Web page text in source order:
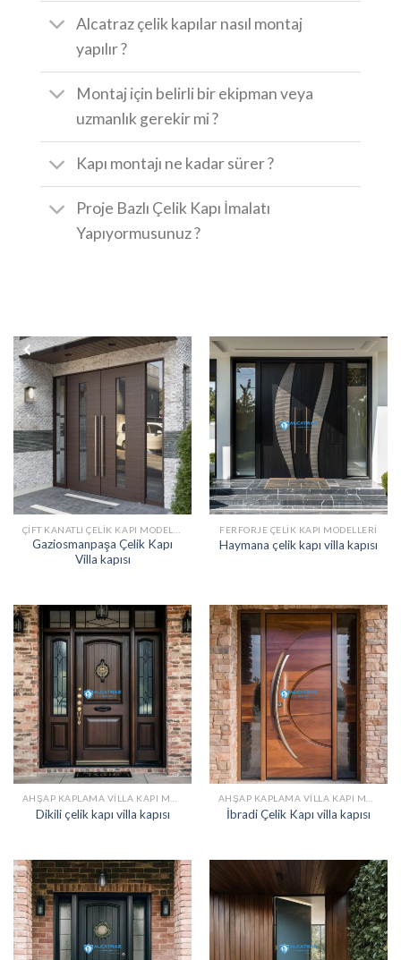
Alcatraz çelik kapılar nasıl montaj
yapılır ?
Montaj için belirli bir ekipman veya
uzmanlık gerekir mi ?
Kapı montajı ne kadar sürer ?
Proje Bazlı Çelik Kapı İmalatı
Yapıyormusunuz ?
Gaziosmanpaşa Çelik Kapı
Villa kapısı
FERFORJE ÇELIK KAPI MODELLERI
Haymana çelik kapı villa kapısı
AHŞAP KAPLAMA VILLA KAPI MODELLERI
Dikili çelik kapı villa kapısı
AHŞAP KAPLAMA VILLA KAPI MODELLERI
İbradi Çelik Kapı villa kapısı